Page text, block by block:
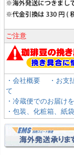
ご注意
・会社概要 ・お支
て
・冷蔵便でのお届け
・包装、化粧箱、紙